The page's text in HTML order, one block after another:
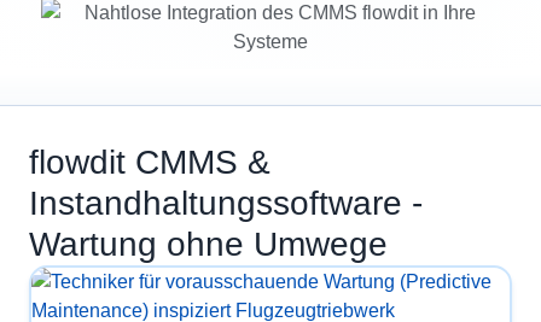
flowdit CMMS &
Instandhaltungssoftware -
Wartung ohne Umwege